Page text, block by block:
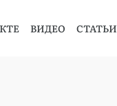
ВИДЕО СТАТЬИ